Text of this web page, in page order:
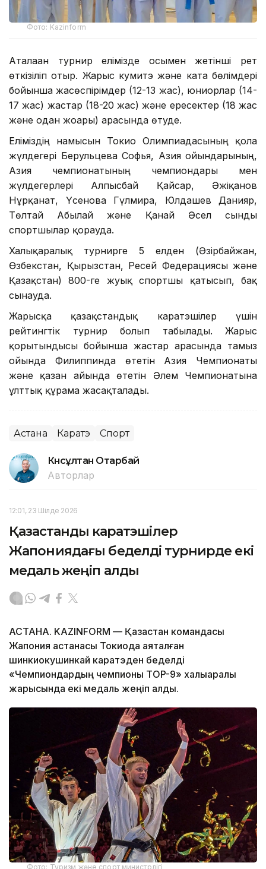
Фото: Kazinform
Аталаған турнир елімізде осымен жетінші рет
өткізіліп отыр. Жарыс кумитэ және ката бөлімдері
бойынша жасөспірімдер (12-13 жас), юниорлар (14-
17 жас) жастар (18-20 жас) және ересектер (18 жас
және одан жоғары) арасында өтуде.
Еліміздің намысын Токио Олимпиадасының қола
жүлдегері Берульцева Софья, Азия ойындарының,
Азия чемпионатының чемпиондары мен
жүлдегерлері Алпысбай Қайсар, Әжіқанов
Нұрқанат, Үсенова Гүлмира, Юлдашев Данияр,
Төлтай Абылай және Қанай Әсел сынды
спортшылар қорғауда.
Халықаралық турнирге 5 елден (Әзірбайжан,
Өзбекстан, Қырғызстан, Ресей Федерациясы және
Қазақстан) 800-ге жуық спортшы қатысып, бақ
сынауда.
Жарысқа қазақстандық каратэшілер үшін
рейтингтік турнир болып табылады. Жарыс
қорытындысы бойынша жастар арасында тамыз
ойында Филиппинда өтетін Азия Чемпионаты
және қазан айында өтетін Әлем Чемпионатына
ұлттық құрама жасақталады.
Астана Каратэ Спорт
Күнсұлтан Отарбай
Авторлар
12:01, 23 Шілде 2026
Қазақстандық каратэшілер
Жапониядағы беделді турнирде екі
медаль жеңіп алды
АСТАНА. KAZINFORM — Қазақстан командасы
Жапония астанасы Токиода аяқталған
шинкиокушинкай каратэден беделді
«Чемпиондардың чемпионы TOP-9» халықаралық
жарысында екі медаль жеңіп алды.
Фото: Туризм және спорт министрлігі